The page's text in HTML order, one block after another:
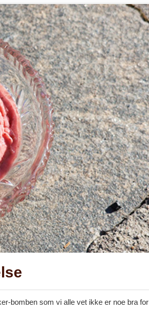
bomben som vi alle vet ikke er noe bra for